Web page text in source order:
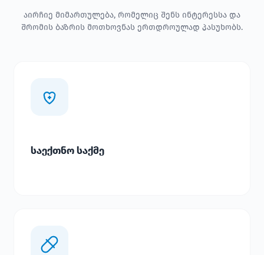
აირჩიე მიმართულება, რომელიც შენს ინტერესსა და
შრომის ბაზრის მოთხოვნას ერთდროულად პასუხობს.
საექთნო საქმე